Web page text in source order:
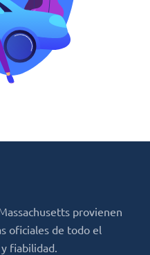
provienen
oficiales de todo el
fiabilidad.